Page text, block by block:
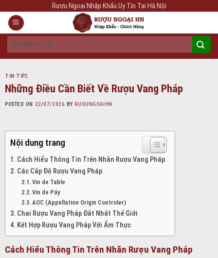
content
Rượu Ngoại Nhập Khẩu Uy Tín Tại Hà Nội
kiếm:
TIN TỨC
Những Điều Cần Biết Về Rượu Vang Pháp
POSTED ON 22/07/2026 BY RUOUNGOAIHN
Nội dung trang
Cách Hiểu Thông Tin Trên Nhãn Rượu Vang Pháp
Các Cấp Độ Rượu Vang Pháp
Vin de Table
Vin de Páy
AOC (Appellation Origin Controler)
Chai Rượu Vang Pháp Đắt Nhất Thế Giới
Kết Hợp Rượu Vang Pháp Với Ẩm Thực
Cách Hiểu Thông Tin Trên Nhãn Rượu Vang Pháp